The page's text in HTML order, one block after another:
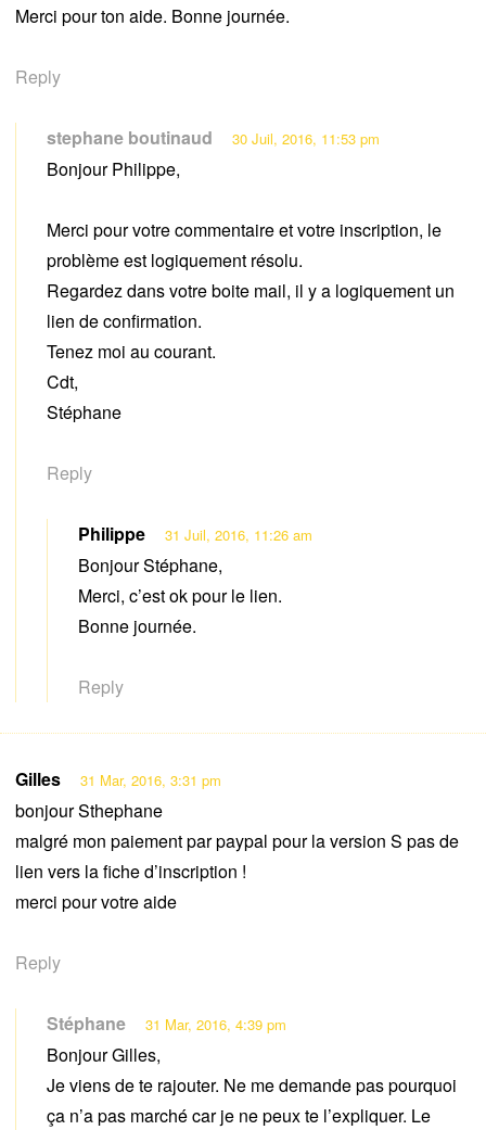
Merci pour ton aide. Bonne journée.
Reply
stephane boutinaud 30 Juil, 2016, 11:53 pm
Bonjour Philippe,
Merci pour votre commentaire et votre inscription, le
problème est logiquement résolu.
Regardez dans votre boite mail, il y a logiquement un
lien de confirmation.
Tenez moi au courant.
Cdt,
Stéphane
Reply
Philippe 31 Juil, 2016, 11:26 am
Bonjour Stéphane,
Merci, c’est ok pour le lien.
Bonne journée.
Reply
Gilles 31 Mar, 2016, 3:31 pm
bonjour Sthephane
malgré mon paiement par paypal pour la version S pas de
lien vers la fiche d’inscription !
merci pour votre aide
Reply
Stéphane 31 Mar, 2016, 4:39 pm
Bonjour Gilles,
Je viens de te rajouter. Ne me demande pas pourquoi
ça n’a pas marché car je ne peux te l’expliquer. Le